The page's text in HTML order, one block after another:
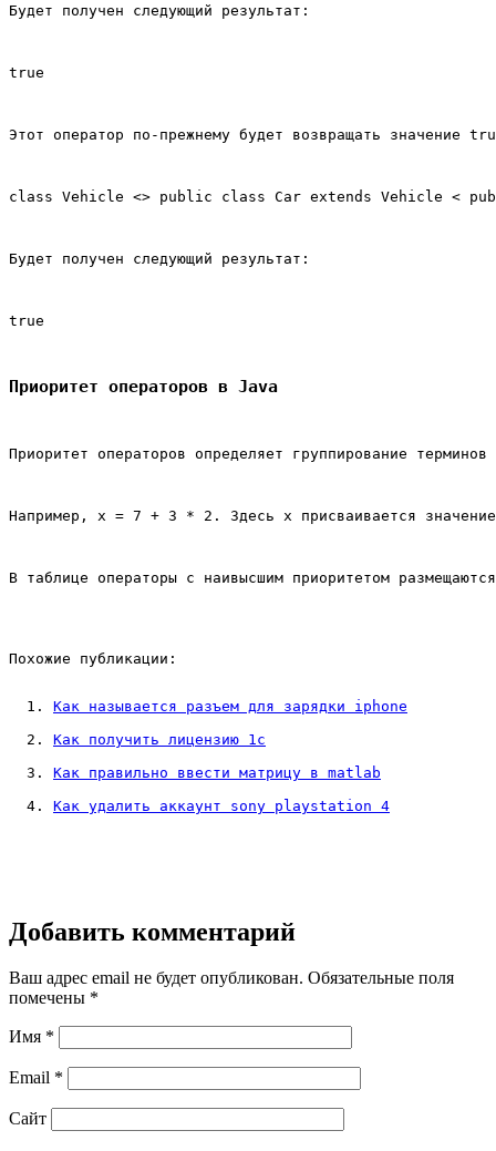
Будет получен следующий результат:
true
Этот оператор по-прежнему будет возвращать значение
class Vehicle <> public class Car extends Vehicle <
Будет получен следующий результат:
true
Приоритет операторов в Java
Приоритет операторов определяет группирование
Например, x = 7 + 3 * 2. Здесь x присваивается
В таблице операторы с наивысшим приоритетом
Похожие публикации:
Как называется разъем для зарядки iphone
Как получить лицензию 1с
Как правильно ввести матрицу в matlab
Как удалить аккаунт sony playstation 4
Добавить комментарий
Ваш адрес email не будет опубликован. Обязательные поля
помечены *
Имя *
Email *
Сайт